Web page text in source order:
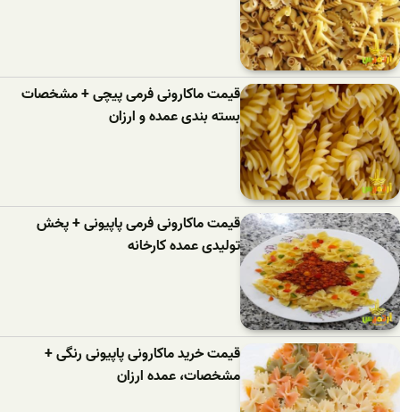
قیمت ماکارونی فرمی پیچی + مشخصات
بسته بندی عمده و ارزان
قیمت ماکارونی فرمی پاپیونی + پخش
تولیدی عمده کارخانه
قیمت خرید ماکارونی پاپیونی رنگی +
مشخصات، عمده ارزان